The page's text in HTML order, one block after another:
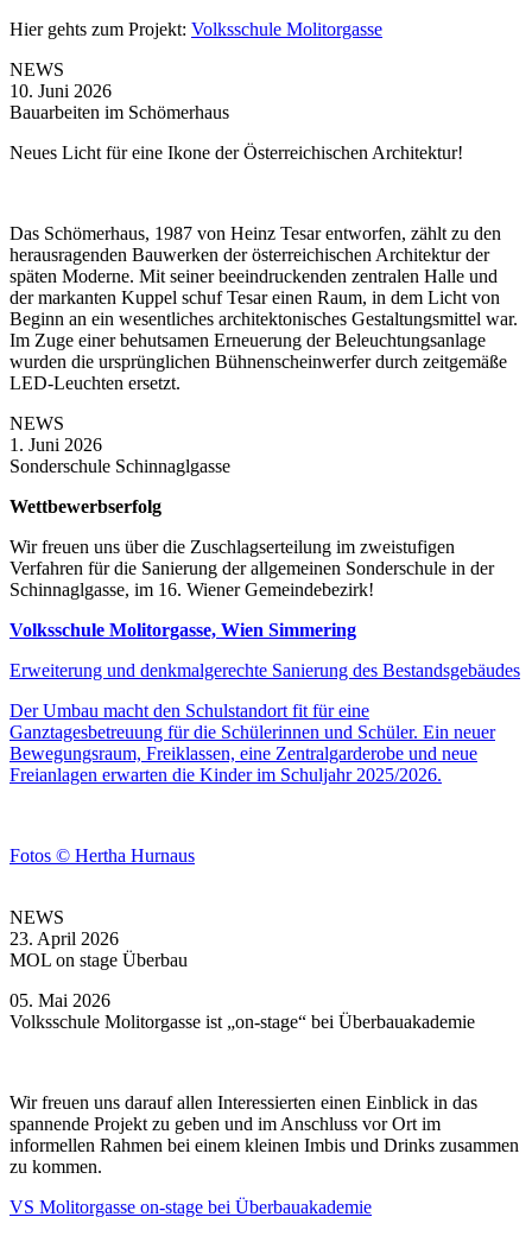
Hier gehts zum Projekt: Volksschule Molitorgasse
NEWS
10. Juni 2026
Bauarbeiten im Schömerhaus
Neues Licht für eine Ikone der Österreichischen Architektur!
Das Schömerhaus, 1987 von Heinz Tesar entworfen, zählt zu den
herausragenden Bauwerken der österreichischen Architektur der
späten Moderne. Mit seiner beeindruckenden zentralen Halle und
der markanten Kuppel schuf Tesar einen Raum, in dem Licht von
Beginn an ein wesentliches architektonisches Gestaltungsmittel war.
Im Zuge einer behutsamen Erneuerung der Beleuchtungsanlage
wurden die ursprünglichen Bühnenscheinwerfer durch zeitgemäße
LED-Leuchten ersetzt.
NEWS
1. Juni 2026
Sonderschule Schinnaglgasse
Wettbewerbserfolg
Wir freuen uns über die Zuschlagserteilung im zweistufigen
Verfahren für die Sanierung der allgemeinen Sonderschule in der
Schinnaglgasse, im 16. Wiener Gemeindebezirk!
Volksschule Molitorgasse, Wien Simmering
Erweiterung und denkmalgerechte Sanierung des Bestandsgebäudes
Der Umbau macht den Schulstandort fit für eine
Ganztagesbetreuung für die Schülerinnen und Schüler. Ein neuer
Bewegungsraum, Freiklassen, eine Zentralgarderobe und neue
Freianlagen erwarten die Kinder im Schuljahr 2025/2026.
Fotos © Hertha Hurnaus
NEWS
23. April 2026
MOL on stage Überbau
05. Mai 2026
Volksschule Molitorgasse ist „on-stage“ bei Überbauakademie
Wir freuen uns darauf allen Interessierten einen Einblick in das
spannende Projekt zu geben und im Anschluss vor Ort im
informellen Rahmen bei einem kleinen Imbis und Drinks zusammen
zu kommen.
VS Molitorgasse on-stage bei Überbauakademie